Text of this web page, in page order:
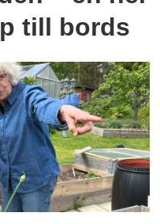
till bords